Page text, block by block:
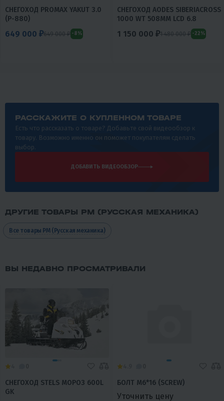
СНЕГОХОД PROMAX YAKUT 3.0
(P-880)
649 000 ₽649 000 ₽ -8%
СНЕГОХОД AODES SIBERIACROSS
1000 WT 508MM LCD 6.8
1 150 000 ₽1 480 000 ₽ -22%
РАССКАЖИТЕ О КУПЛЕННОМ ТОВАРЕ
Есть что рассказать о товаре? Добавьте свой видеообзор к
товару. Возможно именно он поможет покупателям сделать
выбор.
ДОБАВИТЬ ВИДЕООБЗОР
ДРУГИЕ ТОВАРЫ РМ (РУССКАЯ МЕХАНИКА)
Все товары РМ (Русская механика)
ВЫ НЕДАВНО ПРОСМАТРИВАЛИ
СНЕГОХОД STELS МОРОЗ 600L
GK
БОЛТ M6*16 (SCREW)
Уточнить цену